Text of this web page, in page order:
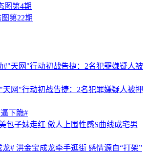
图第4期
第22期
天网"行动初战告捷：2名犯罪嫌疑人被押
下跪#
包子妹走红 傲人上围性感S曲线成宅男
龙# 洪金宝成龙牵手逛街 感情源自“打架”